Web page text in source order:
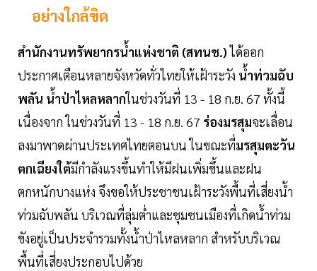
อย่างใกล้ขิด
สำนักงานทรัพยากรน้ำแห่งชาติ (สทนช.)ได้ออก
ประกาศเตือนหลายจังหวัดทั่วไทยให้เฝ้าระวัง น้ำท่วมฉับ
พลัน น้ำป่าไหลหลากในช่วงวันที่ 13 - 18 ก.ย. 67 ทั้งนี้
เนื่องจาก ในช่วงวันที่ 13 - 18 ก.ย. 67 ร่องมรสุมจะเลื่อน
ลงมาพาดผ่านประเทศไทยตอนบน ในขณะที่มรสุมตะวัน
ตกเฉียงใต้มีกำลังแรงขึ้นทำให้มีฝนเพิ่มขึ้นและฝน
ตกหนักบางแห่ง จึงขอให้ประชาชนเฝ้าระวังพื้นที่เสี่ยงน้ำ
ท่วมฉับพลัน บริเวณที่ลุ่มต่ำและชุมชนเมืองที่เกิดน้ำท่วม
ขังอยู่เป็นประจำรวมทั้งน้ำป่าไหลหลาก สำหรับบริเวณ
พื้นที่เสี่ยงประกอบไปด้วย